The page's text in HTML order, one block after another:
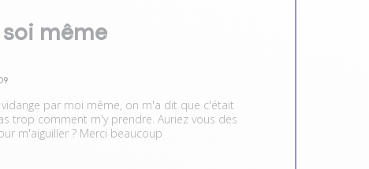
même
par moi même, on m'a dit que c'était
trop comment m'y prendre. Auriez vous des
m'aiguiller ? Merci beaucoup